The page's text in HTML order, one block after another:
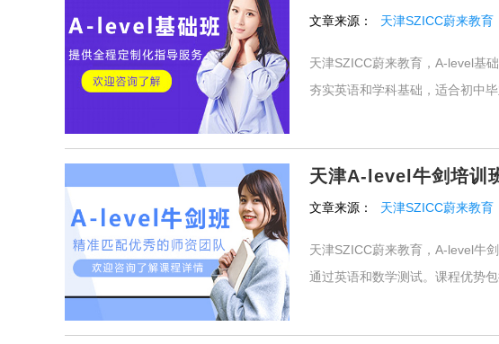
文章来源： 天津SZICC蔚来教育
天津SZICC蔚来教育，A-level基
夯实英语和学科基础，适合初中
天津A-level牛剑培训
文章来源： 天津SZICC蔚来教育
天津SZICC蔚来教育，A-level牛
通过英语和数学测试。课程优势